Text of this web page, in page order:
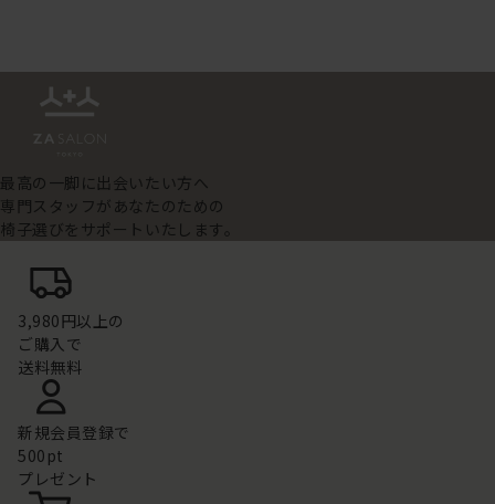
最高の一脚に出会いたい方へ
専門スタッフがあなたのための
椅子選びをサポートいたします。
3,980円以上の
ご購入で
送料無料
新規会員登録で
500pt
プレゼント